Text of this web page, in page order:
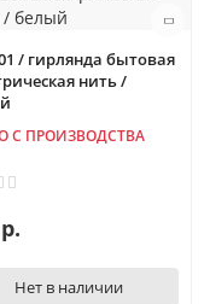
/ гирлянда бытовая
нить /
С ПРОИЗВОДСТВА
Нет в наличии